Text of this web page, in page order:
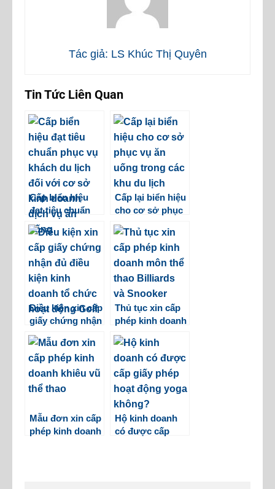
Tác giả: LS Khúc Thị Quyên
Tin Tức Liên Quan
Cấp biển hiệu
đạt tiêu chuẩn
phục vụ khách
du lịch đối với
cơ sở kinh
doanh dịch vụ ăn
uống
Cấp lại biển hiệu
cho cơ sở phục
vụ ăn uống trong
các khu du lịch
Điều kiện xin cấp
giấy chứng nhận
đủ điều kiện kinh
doanh tổ chức
hoạt động Golf
Thủ tục xin cấp
phép kinh doanh
môn thể thao
Billiards và
Snooker
Mẫu đơn xin cấp
phép kinh doanh
Hộ kinh doanh
có được cấp